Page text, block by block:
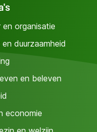
en organisatie
en duurzaamheid
en beleven
economie